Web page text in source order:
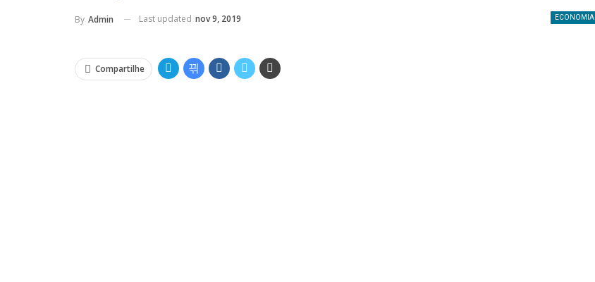
ECONOMIA
By Admin Last updated nov 9, 2019
Compartilhe